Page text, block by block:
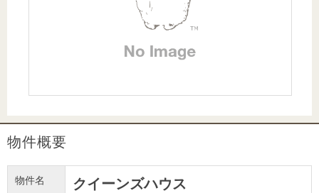
住宅ロー
ンシミュ
レーショ
住まいと
暮らしの
税金の本
ック）
購入ガイ
ド
ック）
売却ガイ
ド
物件概要
物件名 クイーンズハウス